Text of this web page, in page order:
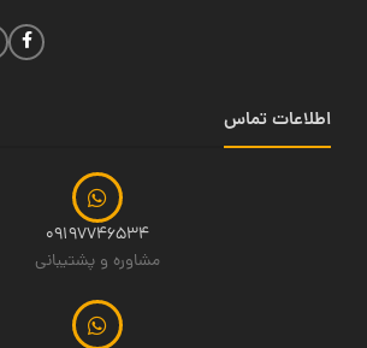
اطلاعات تماس
09197746534
مشاوره و پشتیبانی